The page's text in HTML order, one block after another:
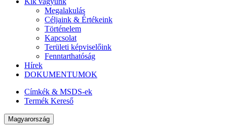
Megalakulás
Céljaink & Értékeink
Történelem
Kapcsolat
Területi képviselőink
Fenntarthatóság
Hírek
DOKUMENTUMOK
Címkék & MSDS-ek
Termék Kereső
Magyarország